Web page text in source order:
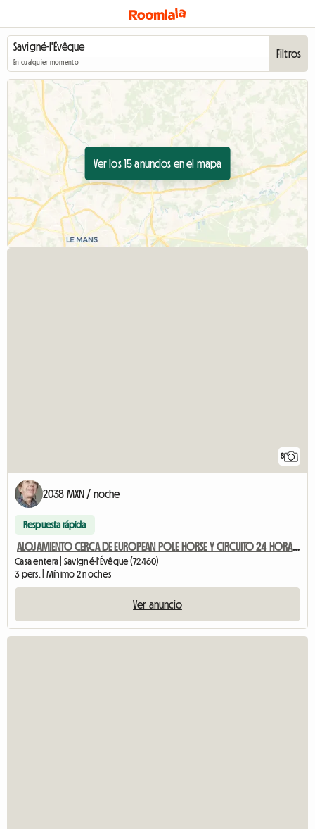
En cualquier momento
Filtros
Ver los 15 anuncios en el mapa
8
2038 MXN / noche
Respuesta rápida
ALOJAMIENTO CERCA DE EUROPEAN POLE HORSE Y CIRCUITO 24 HORAS DE LE MANS
Casa entera | Savigné-l'Évêque (72460)
3 pers. | Mínimo 2 noches
Ver anuncio